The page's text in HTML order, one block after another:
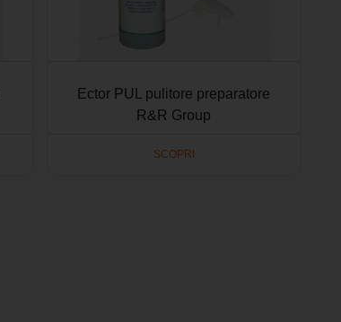
Ector PUL pulitore preparatore
R&R Group
SCOPRI